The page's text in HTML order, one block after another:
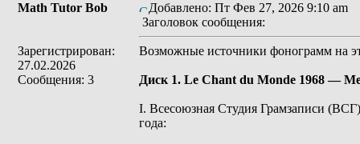
Math Tutor Bob
Зарегистрирован:
27.02.2026
Сообщения: 3
Добавлено: Пт Фев 27, 2026 9:10 am
Заголовок сообщения:
Возможные источники фонограмм на
Диск 1. Le Chant du Monde 1968 —
I. Всесоюзная Студия Грамзаписи
года: